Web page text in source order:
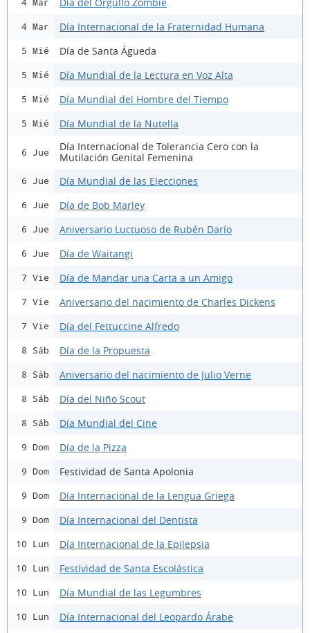
4 Mar
4 Mar Día Internacional de la Fraternidad Humana
5 Mié Día de Santa Águeda
5 Mié Día Mundial de la Lectura en Voz Alta
5 Mié Día Mundial del Hombre del Tiempo
5 Mié Día Mundial de la Nutella
6 Jue
Día Internacional de Tolerancia Cero con la
Mutilación Genital Femenina
6 Jue Día Mundial de las Elecciones
6 Jue Día de Bob Marley
6 Jue Aniversario Luctuoso de Rubén Darío
6 Jue Día de Waitangi
7 Vie Día de Mandar una Carta a un Amigo
7 Vie Aniversario del nacimiento de Charles Dickens
7 Vie Día del Fettuccine Alfredo
8 Sáb Día de la Propuesta
8 Sáb Aniversario del nacimiento de Julio Verne
8 Sáb Día del Niño Scout
8 Sáb Día Mundial del Cine
9 Dom Día de la Pizza
9 Dom Festividad de Santa Apolonia
9 Dom Día Internacional de la Lengua Griega
9 Dom Día Internacional del Dentista
10 Lun Día Internacional de la Epilepsia
10 Lun Festividad de Santa Escolástica
10 Lun Día Mundial de las Legumbres
10 Lun Día Internacional del Leopardo Árabe